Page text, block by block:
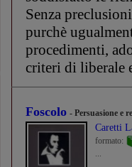
Senza
purchè
procedimenti,
criteri di liberale
Foscolo - Persuasione e
Caretti
formato:
...